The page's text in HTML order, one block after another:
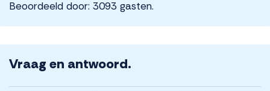
Beoordeeld door: 3093 gasten.
Vraag en antwoord.